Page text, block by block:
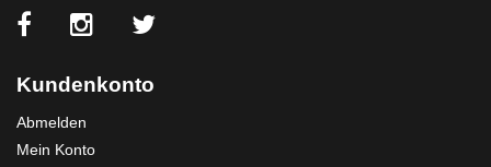
Kundenkonto
Abmelden
Mein Konto